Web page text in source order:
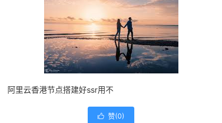
阿里云香港节点搭建好ssr用不
 赞(0)